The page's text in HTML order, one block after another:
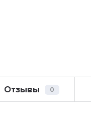
Отзывы 0